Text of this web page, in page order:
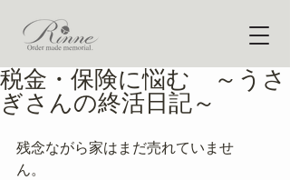
税金・保険に悩む ～うさ
ぎさんの終活日記～
残念ながら家はまだ売れていませ
ん。